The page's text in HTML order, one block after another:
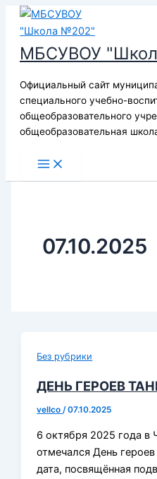
Перейти
содержимому
МБСУВОУ
Официальный сайт
специального учебно-
общеобразовательного
общеобразовательная
07.10.2025
Без рубрики
ДЕНЬ ГЕРОЕВ
vellco/07.10.2025
6 октября 2025 года в
отмечался День
дата, посвящённая